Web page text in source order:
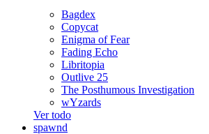
Bagdex
Copycat
Enigma of Fear
Fading Echo
Libritopia
Outlive 25
The Posthumous Investigation
wYzards
Ver todo
spawnd